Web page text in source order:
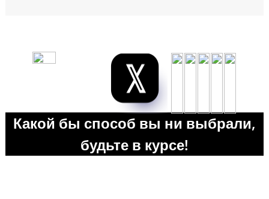
Какой бы способ вы ни выбрали,
будьте в курсе!